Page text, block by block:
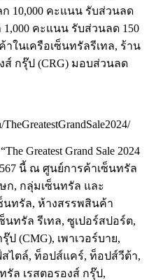
ก 10,000 คะแนน รับส่วนลด
1,000 คะแนน รับส่วนลด 150
ในเครือเซ็นทรัลรีเทล, ร้าน
ส์ กรุ๊ป (CRG) มอบส่วนลด
Greatest Grand Sale 2024
นี้ ณ ศูนย์การค้าเซ็นทรัล
ก, กลุ่มเซ็นทรัล และ
นทรัล, ห้างสรรพสินค้า
ทรัล รีเทล, ซูเปอร์สปอร์ต,
(CMG), เพาเวอร์บาย,
ไตล์, ท็อปส์แคร์, ท็อปส์วีต้า,
รัล เรสตอรองส์ กรุ๊ป,